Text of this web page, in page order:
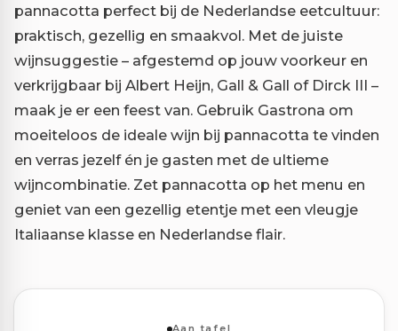
pannacotta perfect bij de Nederlandse eetcultuur:
praktisch, gezellig en smaakvol. Met de juiste
wijnsuggestie – afgestemd op jouw voorkeur en
verkrijgbaar bij Albert Heijn, Gall & Gall of Dirck III –
maak je er een feest van. Gebruik Gastrona om
moeiteloos de ideale wijn bij pannacotta te vinden
en verras jezelf én je gasten met de ultieme
wijncombinatie. Zet pannacotta op het menu en
geniet van een gezellig etentje met een vleugje
Italiaanse klasse en Nederlandse flair.